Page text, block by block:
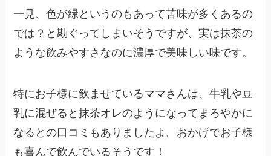
一見、色が緑というのもあって苦味が多くあるの
では？と勘ぐってしまいそうですが、実は抹茶の
ような飲みやすさなのに濃厚で美味しい味です。
特にお子様に飲ませているママさんは、牛乳や豆
乳に混ぜると抹茶オレのようになってまろやかに
なるとの口コミもありましたよ。おかげでお子様
も喜んで飲んでいるそうです！